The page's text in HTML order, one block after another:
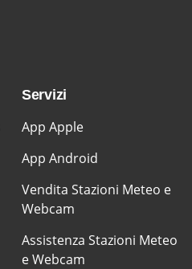
Servizi
App Apple
App Android
Vendita Stazioni Meteo e
Webcam
Assistenza Stazioni Meteo
e Webcam